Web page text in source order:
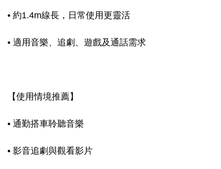
• 約1.4m線長，日常使用更靈活
• 適用音樂、追劇、遊戲及通話需求
【使用情境推薦】
• 通勤搭車聆聽音樂
• 影音追劇與觀看影片